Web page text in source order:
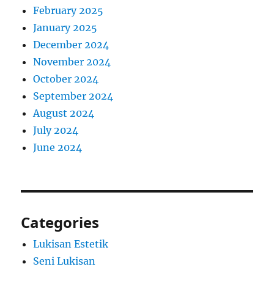
February 2025
January 2025
December 2024
November 2024
October 2024
September 2024
August 2024
July 2024
June 2024
Categories
Lukisan Estetik
Seni Lukisan